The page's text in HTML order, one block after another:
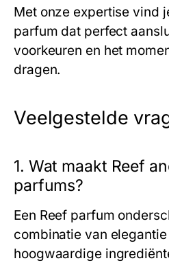
Met onze expertise vind
parfum dat perfect
voorkeuren en het
dragen.
Veelgestelde
1. Wat maakt Reef
parfums?
Een Reef parfum
combinatie van
hoogwaardige